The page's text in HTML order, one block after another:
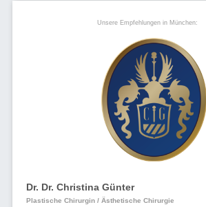
Unsere Empfehlungen in München:
Dr. Dr. Christina Günter
Plastische Chirurgin / Ästhetische Chirurgie